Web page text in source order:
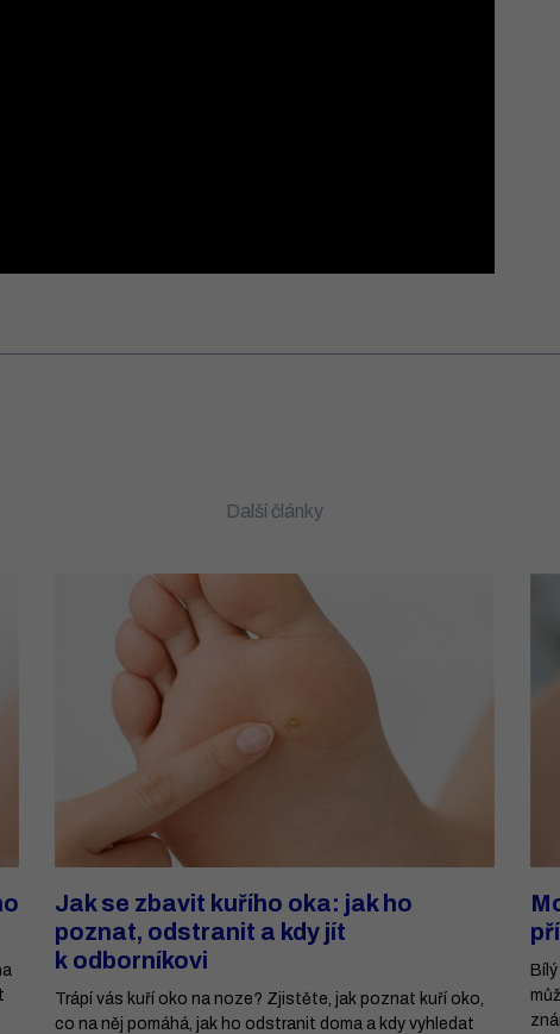
Další články
Jak se zbavit kuřího oka: jak ho
poznat, odstranit a kdy jít
k odborníkovi
Trápí vás kuří oko na noze? Zjistěte, jak poznat kuří oko,
co na něj pomáhá, jak ho odstranit doma a kdy vyhledat